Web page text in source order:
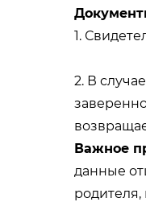
1.
2. В
Важное
данные